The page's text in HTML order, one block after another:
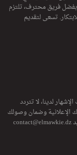
بفضل فريق محترف، تلتزم
تسعى لتقديم
لدينا، لا تتردد
الإعلانية وضمان وصولك
contact@elmawkie.dz